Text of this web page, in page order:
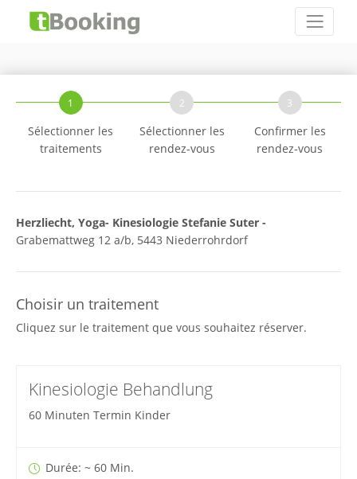
1
Sélectionner les
traitements
2
Sélectionner les
rendez-vous
3
Confirmer les
rendez-vous
Herzliecht, Yoga- Kinesiologie Stefanie Suter -
Grabemattweg 12 a/b, 5443 Niederrohrdorf
Choisir un traitement
Cliquez sur le traitement que vous souhaitez réserver.
Kinesiologie Behandlung
60 Minuten Termin Kinder
Durée: ~ 60 Min.